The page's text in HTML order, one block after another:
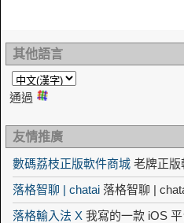
其他語言
通過
友情推廣
數碼荔枝正版軟件商城 老牌正版
落格智聊 | chatai 落格智聊 |
落格輸入法 X 我寫的一款 iOS